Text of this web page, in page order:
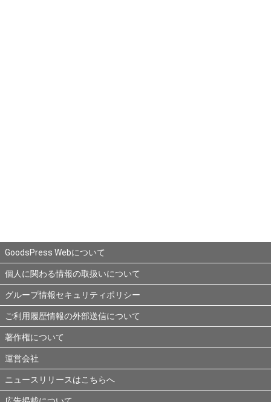
GoodsPress Webについて
個人に関わる情報の取扱いについて
グループ情報セキュリティポリシー
ご利用履歴情報の外部送信について
著作権について
運営会社
ニュースリリースはこちらへ